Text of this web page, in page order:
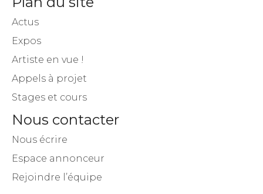
Actus
Expos
Artiste en vue !
Appels à projet
Stages et cours
Nous contacter
Nous écrire
Espace annonceur
Rejoindre l’équipe